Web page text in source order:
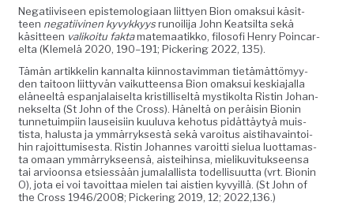
Negati­iviseen epis­te­molo­giaan liit­tyen Bion omak­sui käsit­
teen negati­ivi­nen kyvykkyysrunoil­i­ja John Keat­sil­ta sekä
käsit­teen valikoitu fak­tamatemaatikko, filosofi Hen­ry Poin­car­
elta (Klemelä 2020, 190–191; Pick­er­ing 2022, 135).
Tämän artikke­lin kannal­ta kiin­nos­tavim­man tietämät­tömyy­
den taitoon liit­tyvän vaikut­teen­sa Bion omak­sui keski­a­jal­la
eläneeltä espan­jalaiselta kris­til­liseltä mys­tikol­ta Ristin Johan­
nek­selta (St John of the Cross). Häneltä on peräisin Bion­in
tun­ne­tu­impi­in lau­seisi­in kuu­lu­va keho­tus pidät­täy­tyä muis­
tista, halus­ta ja ymmär­ryk­ses­tä sekä varoi­tus ais­ti­havain­toi­
hin rajoit­tumis­es­ta. Ristin Johannes varoit­ti sielua luot­ta­mas­
ta omaan ymmär­ryk­seen­sä, ais­tei­hin­sa, mieliku­vi­tuk­seen­sa
tai arvioon­sa etsiessään jumalal­lista todel­lisu­ut­ta (vrt. Bion­in
O), jota ei voi tavoit­taa mie­len tai aistien kyvy­il­lä. (St John of
the Cross 1946/2008; Pick­er­ing 2019, 12; 2022,136.)